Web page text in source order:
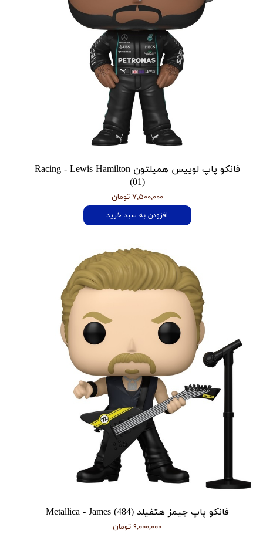
فانکو پاپ لوییس همیلتون Racing - Lewis Hamilton
(01)
۷,۵۰۰,۰۰۰ تومان
افزودن به سبد خرید
فانکو پاپ جیمز هتفیلد Metallica - James (484)
۹,۰۰۰,۰۰۰ تومان